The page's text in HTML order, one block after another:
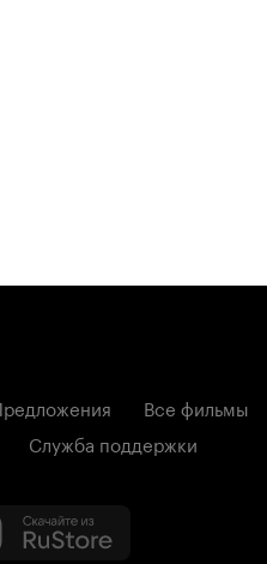
Все фильмы
Служба поддержки